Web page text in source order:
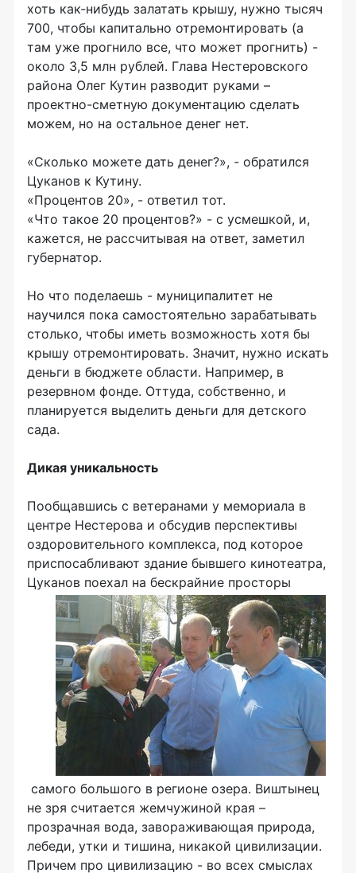
хоть как-нибудь залатать крышу, нужно тысяч
700, чтобы капитально отремонтировать (а
там уже прогнило все, что может прогнить) -
около 3,5 млн рублей. Глава Нестеровского
района Олег Кутин разводит руками –
проектно-сметную документацию сделать
можем, но на остальное денег нет.
«Сколько можете дать денег?», - обратился
Цуканов к Кутину.
«Процентов 20», - ответил тот.
«Что такое 20 процентов?» - с усмешкой, и,
кажется, не рассчитывая на ответ, заметил
губернатор.
Но что поделаешь - муниципалитет не
научился пока самостоятельно зарабатывать
столько, чтобы иметь возможность хотя бы
крышу отремонтировать. Значит, нужно искать
деньги в бюджете области. Например, в
резервном фонде. Оттуда, собственно, и
планируется выделить деньги для детского
сада.
Дикая уникальность
Пообщавшись с ветеранами у мемориала в
центре Нестерова и обсудив перспективы
оздоровительного комплекса, под которое
приспосабливают здание бывшего кинотеатра,
Цуканов поехал на бескрайние просторы
самого большого в регионе озера. Виштынец
не зря считается жемчужиной края –
прозрачная вода, завораживающая природа,
лебеди, утки и тишина, никакой цивилизации.
Причем про цивилизацию - во всех смыслах